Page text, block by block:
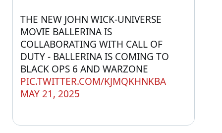
THE NEW JOHN WICK-UNIVERSE
MOVIE BALLERINA IS
COLLABORATING WITH CALL OF
DUTY - BALLERINA IS COMING TO
PIC.TWITTER.COM/KJMQKHNKBA
MAY 21, 2025